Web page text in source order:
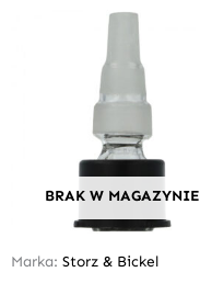
BRAK W MAGAZYNIE
Marka: Storz & Bickel